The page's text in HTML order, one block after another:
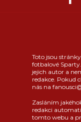
Toto jsou
fotbalové
jejich autor a
redakce. Pokud
nás na
Zasláním
redakci
tomto webu a